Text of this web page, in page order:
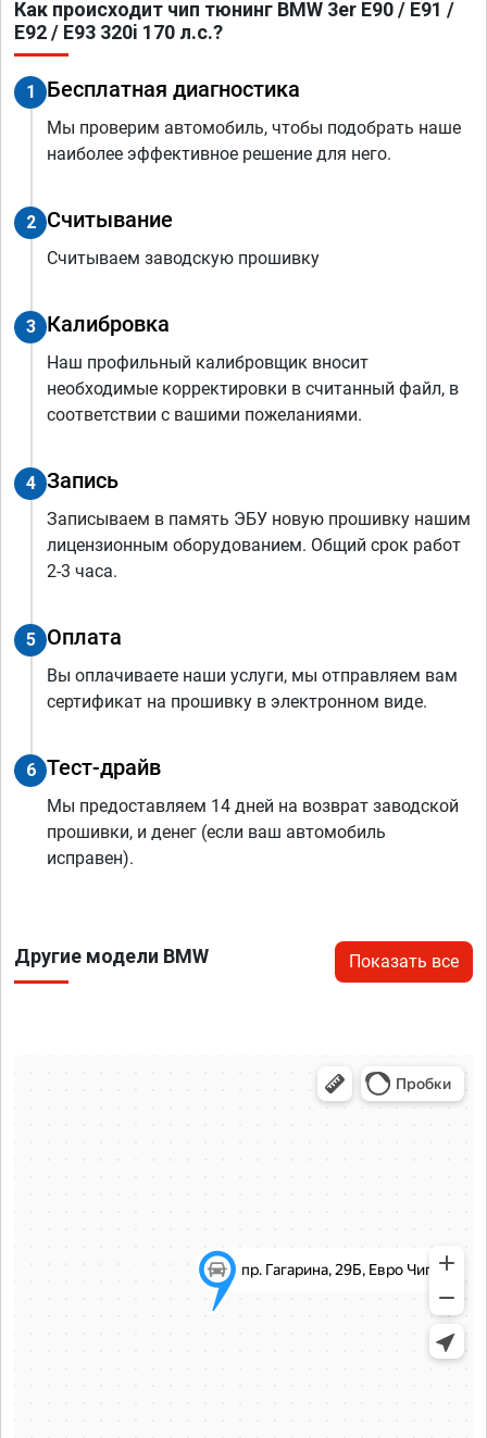
Как происходит чип тюнинг BMW 3er E90 / E91 /
E92 / E93 320i 170 л.с.?
1 Бесплатная диагностика
Мы проверим автомобиль, чтобы подобрать наше
наиболее эффективное решение для него.
2 Считывание
Считываем заводскую прошивку
3 Калибровка
Наш профильный калибровщик вносит
необходимые корректировки в считанный файл, в
соответствии с вашими пожеланиями.
4 Запись
Записываем в память ЭБУ новую прошивку нашим
лицензионным оборудованием. Общий срок работ
2-3 часа.
5 Оплата
Вы оплачиваете наши услуги, мы отправляем вам
сертификат на прошивку в электронном виде.
6 Тест-драйв
Мы предоставляем 14 дней на возврат заводской
прошивки, и денег (если ваш автомобиль
исправен).
Другие модели BMW Показать все